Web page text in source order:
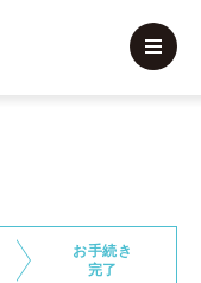
お手続き
完了